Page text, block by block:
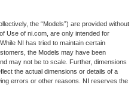
the “Models”) are provided without
Use of ni.com, are only intended for
NI has tried to maintain certain
the Models may have been
may not be to scale. Further, dimensions
the actual dimensions or details of a
errors or other reasons. NI reserves the